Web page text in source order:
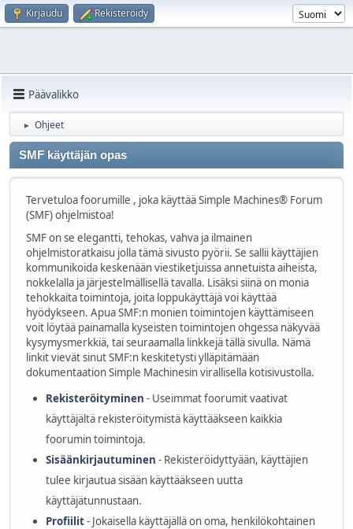
Kirjaudu Rekisteröidy
Päävalikko
► Ohjeet
SMF käyttäjän opas
Tervetuloa foorumille , joka käyttää Simple Machines® Forum
(SMF) ohjelmistoa!
SMF on se elegantti, tehokas, vahva ja ilmainen
ohjelmistoratkaisu jolla tämä sivusto pyörii. Se sallii käyttäjien
kommunikoida keskenään viestiketjuissa annetuista aiheista,
nokkelalla ja järjestelmällisellä tavalla. Lisäksi siinä on monia
tehokkaita toimintoja, joita loppukäyttäjä voi käyttää
hyödykseen. Apua SMF:n monien toimintojen käyttämiseen
voit löytää painamalla kyseisten toimintojen ohgessa näkyvää
kysymysmerkkiä, tai seuraamalla linkkejä tällä sivulla. Nämä
linkit vievät sinut SMF:n keskitetysti ylläpitämään
dokumentaation Simple Machinesin virallisella kotisivustolla.
Rekisteröityminen - Useimmat foorumit vaativat
käyttäjältä rekisteröitymistä käyttääkseen kaikkia
foorumin toimintoja.
Sisäänkirjautuminen - Rekisteröidyttyään, käyttäjien
tulee kirjautua sisään käyttääkseen uutta
käyttäjätunnustaan.
Profiilit- Jokaisella käyttäjällä on oma, henkilökohtainen